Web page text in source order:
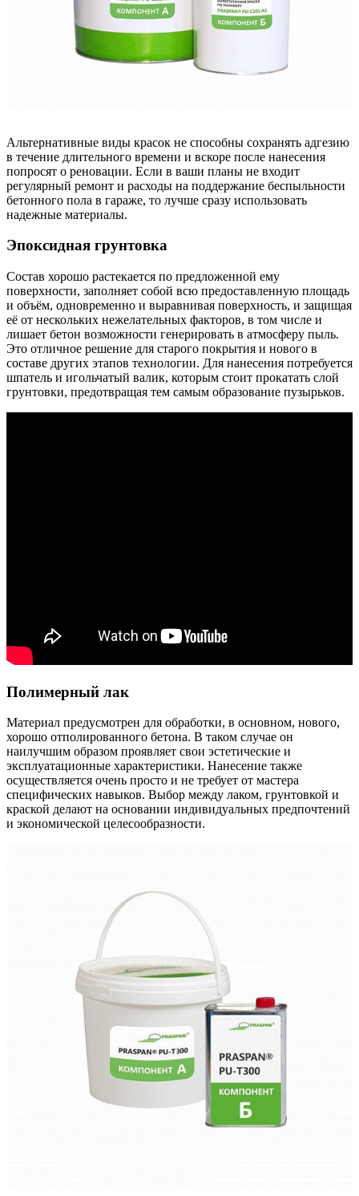
Альтернативные виды красок не способны сохранять адгезию
в течение длительного времени и вскоре после нанесения
попросят о реновации. Если в ваши планы не входит
регулярный ремонт и расходы на поддержание беспыльности
бетонного пола в гараже, то лучше сразу использовать
надежные материалы.
Эпоксидная грунтовка
Состав хорошо растекается по предложенной ему
поверхности, заполняет собой всю предоставленную площадь
и объём, одновременно и выравнивая поверхность, и защищая
её от нескольких нежелательных факторов, в том числе и
лишает бетон возможности генерировать в атмосферу пыль.
Это отличное решение для старого покрытия и нового в
составе других этапов технологии. Для нанесения потребуется
шпатель и игольчатый валик, которым стоит прокатать слой
грунтовки, предотвращая тем самым образование пузырьков.
Полимерный лак
Материал предусмотрен для обработки, в основном, нового,
хорошо отполированного бетона. В таком случае он
наилучшим образом проявляет свои эстетические и
эксплуатационные характеристики. Нанесение также
осуществляется очень просто и не требует от мастера
специфических навыков. Выбор между лаком, грунтовкой и
краской делают на основании индивидуальных предпочтений
и экономической целесообразности.